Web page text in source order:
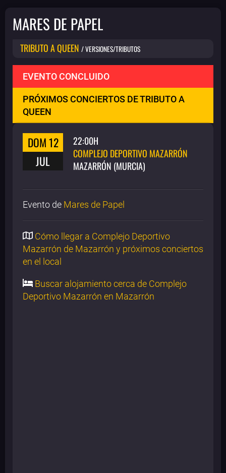
MARES DE PAPEL
TRIBUTO A QUEEN / VERSIONES/TRIBUTOS
EVENTO CONCLUIDO
PRÓXIMOS CONCIERTOS DE TRIBUTO A
QUEEN
DOM 12
JUL
22:00H
COMPLEJO DEPORTIVO MAZARRÓN
MAZARRÓN (MURCIA)
Evento de Mares de Papel
Cómo llegar a Complejo Deportivo
Mazarrón de Mazarrón y próximos conciertos
en el local
Buscar alojamiento cerca de Complejo
Deportivo Mazarrón en Mazarrón